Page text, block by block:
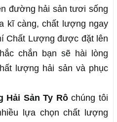
đường hải sản tươi sống
kĩ càng, chất lượng ngay
Chất Lượng được đặt lên
chắn bạn sẽ hài lòng
lượng hải sản và phục
Hải Sản Ty Rô chúng tôi
lựa chọn chất lượng